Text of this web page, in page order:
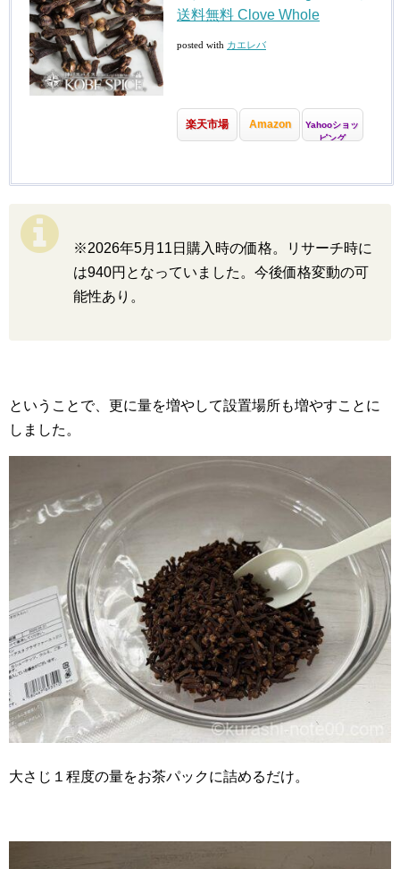
送料無料 Clove Whole
posted with カエレバ
楽天市場 Amazon
Yahooショッ
ピング
※2026年5月11日購入時の価格。リサーチ時に
は940円となっていました。今後価格変動の可
能性あり。
ということで、更に量を増やして設置場所も増やすことに
しました。
大さじ１程度の量をお茶パックに詰めるだけ。